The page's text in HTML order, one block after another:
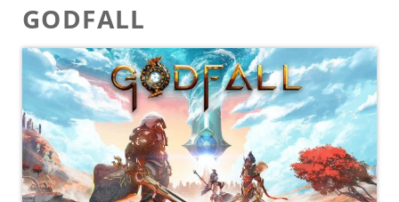
GODFALL